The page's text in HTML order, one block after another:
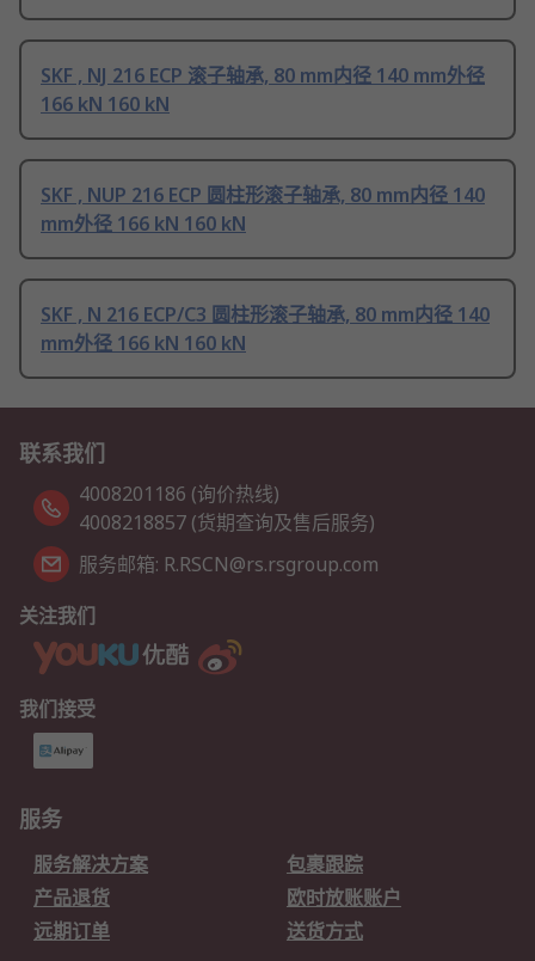
SKF , NJ 216 ECP 滚子轴承, 80 mm内径 140 mm外径
166 kN 160 kN
SKF , NUP 216 ECP 圆柱形滚子轴承, 80 mm内径 140
mm外径 166 kN 160 kN
SKF , N 216 ECP/C3 圆柱形滚子轴承, 80 mm内径 140
mm外径 166 kN 160 kN
联系我们
4008201186 (询价热线)
4008218857 (货期查询及售后服务)
服务邮箱: R.RSCN@rs.rsgroup.com
关注我们
我们接受
服务
服务解决方案
包裹跟踪
产品退货
欧时放账账户
远期订单
送货方式